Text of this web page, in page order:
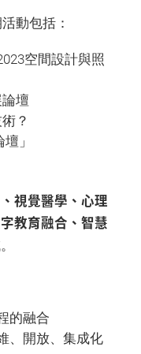
動包括：
空間設計與照
壇
？
」
視覺醫學、心理
教育融合、智慧
的融合
、開放、集成化